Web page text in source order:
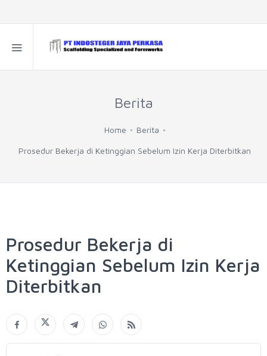
Berita
Home Berita
Prosedur Bekerja di Ketinggian Sebelum Izin Kerja Diterbitkan
Prosedur Bekerja di
Ketinggian Sebelum Izin Kerja
Diterbitkan